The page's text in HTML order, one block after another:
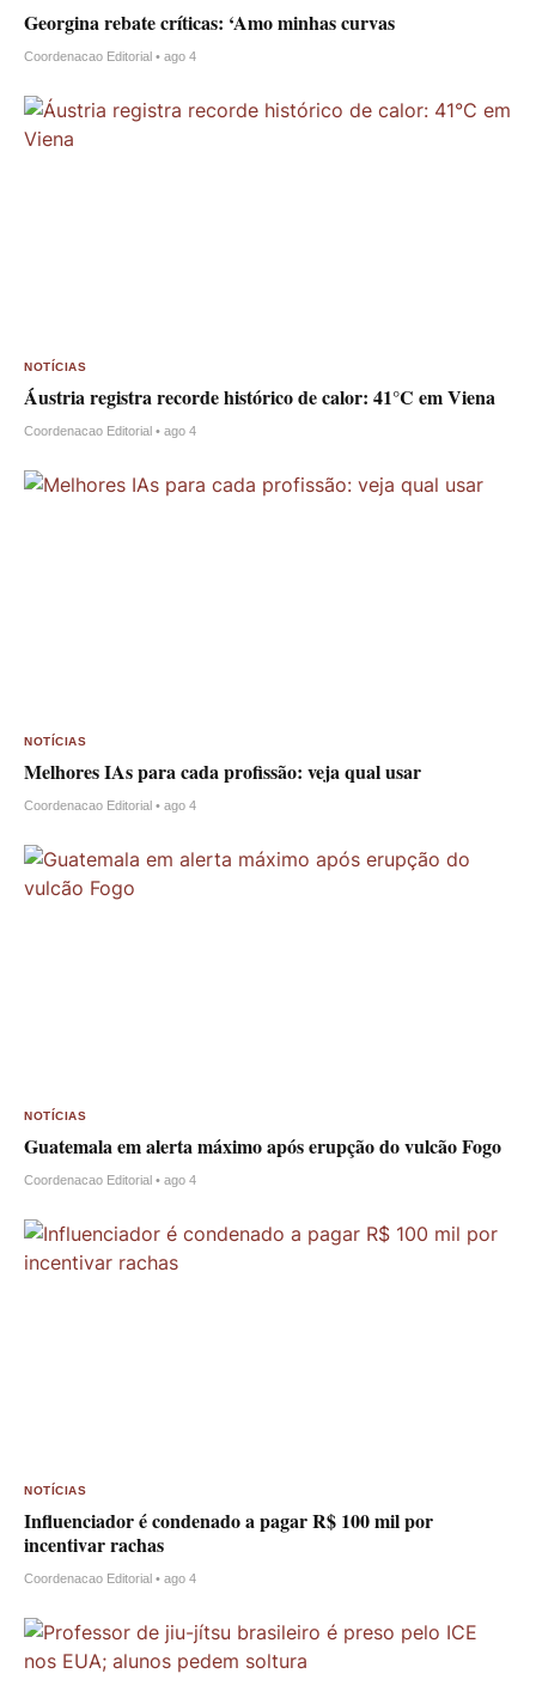
Georgina rebate críticas: ‘Amo minhas curvas
Coordenacao Editorial • ago 4
NOTÍCIAS
Áustria registra recorde histórico de calor: 41°C em Viena
Coordenacao Editorial • ago 4
NOTÍCIAS
Melhores IAs para cada profissão: veja qual usar
Coordenacao Editorial • ago 4
NOTÍCIAS
Guatemala em alerta máximo após erupção do vulcão Fogo
Coordenacao Editorial • ago 4
NOTÍCIAS
Influenciador é condenado a pagar R$ 100 mil por
incentivar rachas
Coordenacao Editorial • ago 4